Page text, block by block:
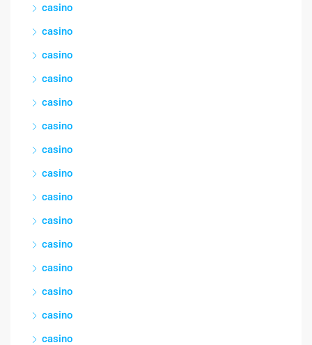
casino
casino
casino
casino
casino
casino
casino
casino
casino
casino
casino
casino
casino
casino
casino